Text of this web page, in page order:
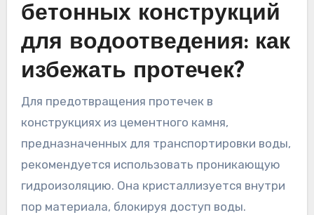
бетонных конструкций
для водоотведения: как
избежать протечек?
Для предотвращения протечек в
конструкциях из цементного камня,
предназначенных для транспортировки воды,
рекомендуется использовать проникающую
гидроизоляцию. Она кристаллизуется внутри
пор материала, блокируя доступ воды.